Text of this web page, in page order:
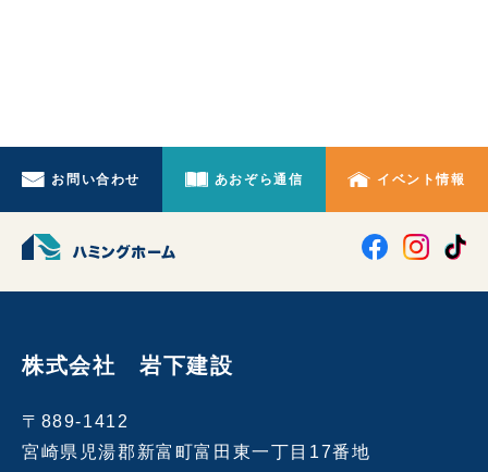
お問い合わせ あおぞら通信 イベント情報
株式会社 岩下建設
〒889-1412
宮崎県児湯郡新富町富田東一丁目17番地